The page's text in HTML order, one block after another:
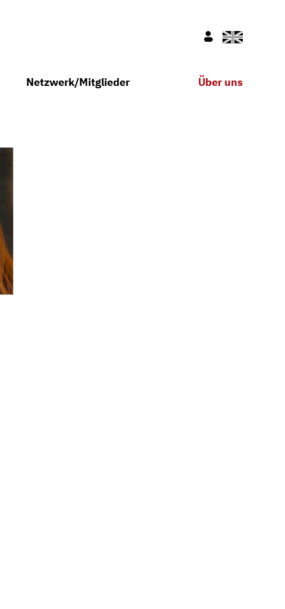
Nur fürEnglisch
Netzwerk/Mitglieder Über uns